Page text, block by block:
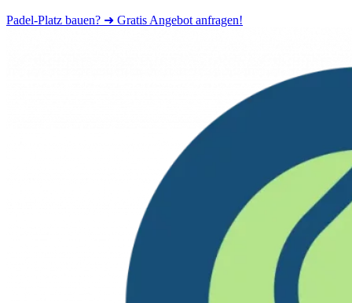
Padel-Platz bauen? ➜ Gratis Angebot anfragen!